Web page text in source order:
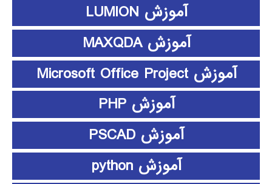
آموزش LUMION
آموزش MAXQDA
آموزش Microsoft Office Project
آموزش PHP
آموزش PSCAD
آموزش python